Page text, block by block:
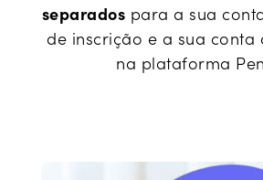
separados para a sua
de inscrição e a sua conta
na plataforma